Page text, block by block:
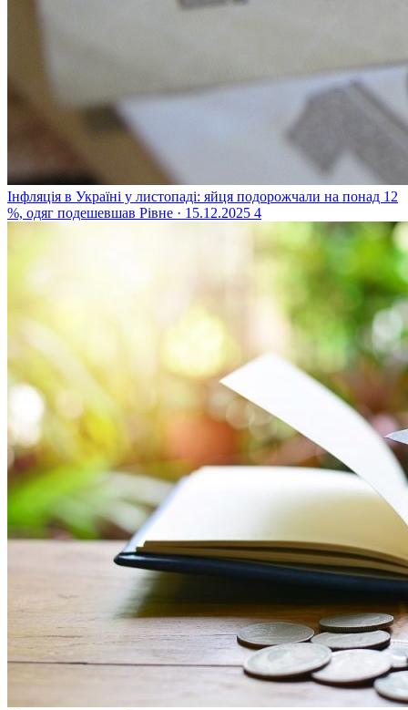
Інфляція в Україні у листопаді: яйця подорожчали на понад 12
%, одяг подешевшав Рівне · 15.12.2025 4